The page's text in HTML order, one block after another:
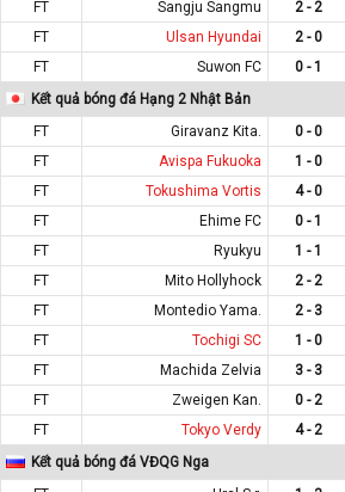
FT
Sangju Sangmu 2 - 2
FT
Ulsan Hyundai 2 - 0
FT
Suwon FC 0 - 1
Kết quả bóng đá Hạng 2 Nhật Bản
FT
Giravanz Kita. 0 - 0
FT
Avispa Fukuoka 1 - 0
FT
Tokushima Vortis 4 - 0
FT
Ehime FC 0 - 1
FT
Ryukyu 1 - 1
FT
Mito Hollyhock 2 - 2
FT
Montedio Yama. 2 - 3
FT
Tochigi SC 1 - 0
FT
Machida Zelvia 3 - 3
FT
Zweigen Kan. 0 - 2
FT
Tokyo Verdy 4 - 2
Kết quả bóng đá VĐQG Nga